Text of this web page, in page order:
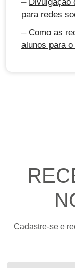
para redes
– Como as
alunos para
Cadastre-se e